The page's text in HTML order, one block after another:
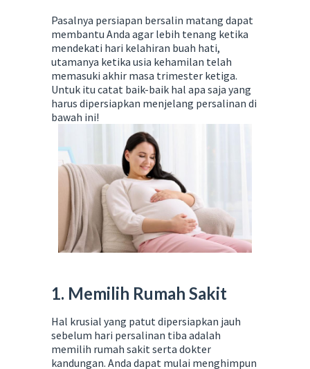
Pasalnya persiapan bersalin matang dapat
membantu Anda agar lebih tenang ketika
mendekati hari kelahiran buah hati,
utamanya ketika usia kehamilan telah
memasuki akhir masa trimester ketiga.
Untuk itu catat baik-baik hal apa saja yang
harus dipersiapkan menjelang persalinan di
bawah ini!
1. Memilih Rumah Sakit
Hal krusial yang patut dipersiapkan jauh
sebelum hari persalinan tiba adalah
memilih rumah sakit serta dokter
kandungan. Anda dapat mulai menghimpun